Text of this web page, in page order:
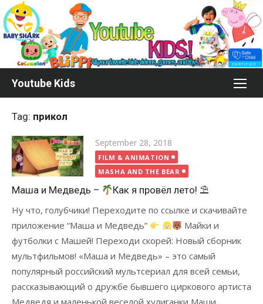
Skip
to
content
Youtube Kids
Tag: прикол
Posted
on
September 28, 2018
FILM & ANIMATION
MASHA AND THE BEAR
Маша и Медведь –
Как я провёл лето! ⛱
Ну что, голубчики! Переходите по ссылке и скачивайте
приложение “Маша и Медведь”
Майки и
футболки с Машей! Переходи скорей: Новый сборник
мультфильмов! «Маша и Медведь» – это самый
популярный российский мультсериал для всей семьи,
рассказывающий о дружбе бывшего циркового артиста